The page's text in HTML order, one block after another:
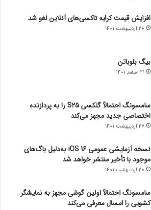
افزایش قیمت کرایه تاکسی‌های آنلاین لغو شد
28 اردیبهشت 1401
بیگ بلوباتن
21 اسفند 1401
سامسونگ احتمالاً گلکسی S25 را به پردازنده
اختصاصی جدید مجهز می‌کند
27 اردیبهشت 1401
نسخه آزمایشی عمومی iOS 16 به‌دلیل باگ‌های
موجود با تأخیر منتشر خواهد شد
28 اردیبهشت 1401
سامسونگ احتمالاً اولین گوشی مجهز به نمایشگر
کشویی را امسال معرفی می‌کند